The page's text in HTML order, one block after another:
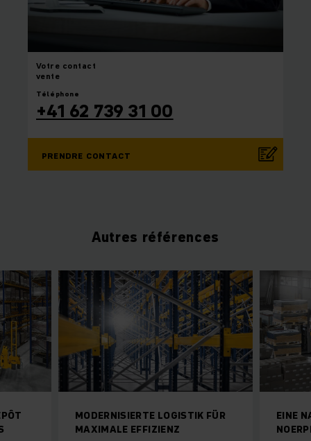
Votre contact
vente
Téléphone
+41 62 739 31 00
PRENDRE CONTACT
Autres références
MODERNISIERTE LOGISTIK FÜR
MAXIMALE EFFIZIENZ
EINE